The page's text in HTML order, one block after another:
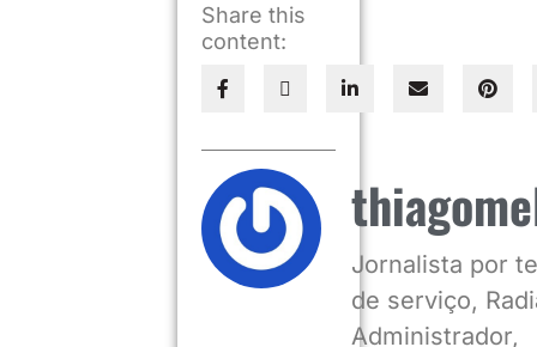
Share this
content:
Jornalista por
de serviço,
Administrador,